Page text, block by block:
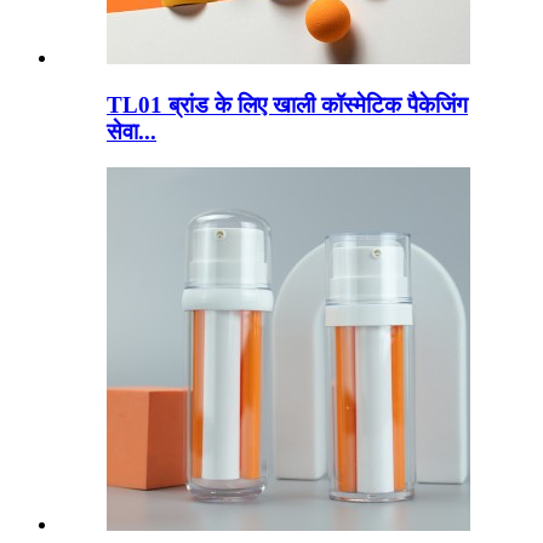
TL01 ब्रांड के लिए खाली कॉस्मेटिक पैकेजिंग
सेवा...